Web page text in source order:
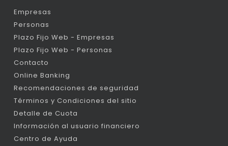
Empresas
Personas
Plazo Fijo Web - Empresas
Plazo Fijo Web - Personas
Contacto
Online Banking
Recomendaciones de seguridad
Términos y Condiciones del sitio
Detalle de Cuota
Información al usuario financiero
Centro de Ayuda